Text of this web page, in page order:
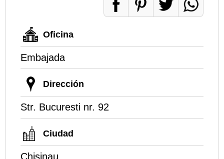
Oficina
Embajada
Dirección
Str. Bucuresti nr. 92
Ciudad
Chisinau